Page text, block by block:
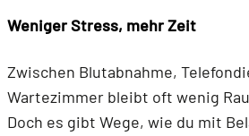
Weniger Stress, mehr Zeit
Zwischen Blutabnahme,
Wartezimmer bleibt oft wenig
Doch es gibt Wege, wie du mit